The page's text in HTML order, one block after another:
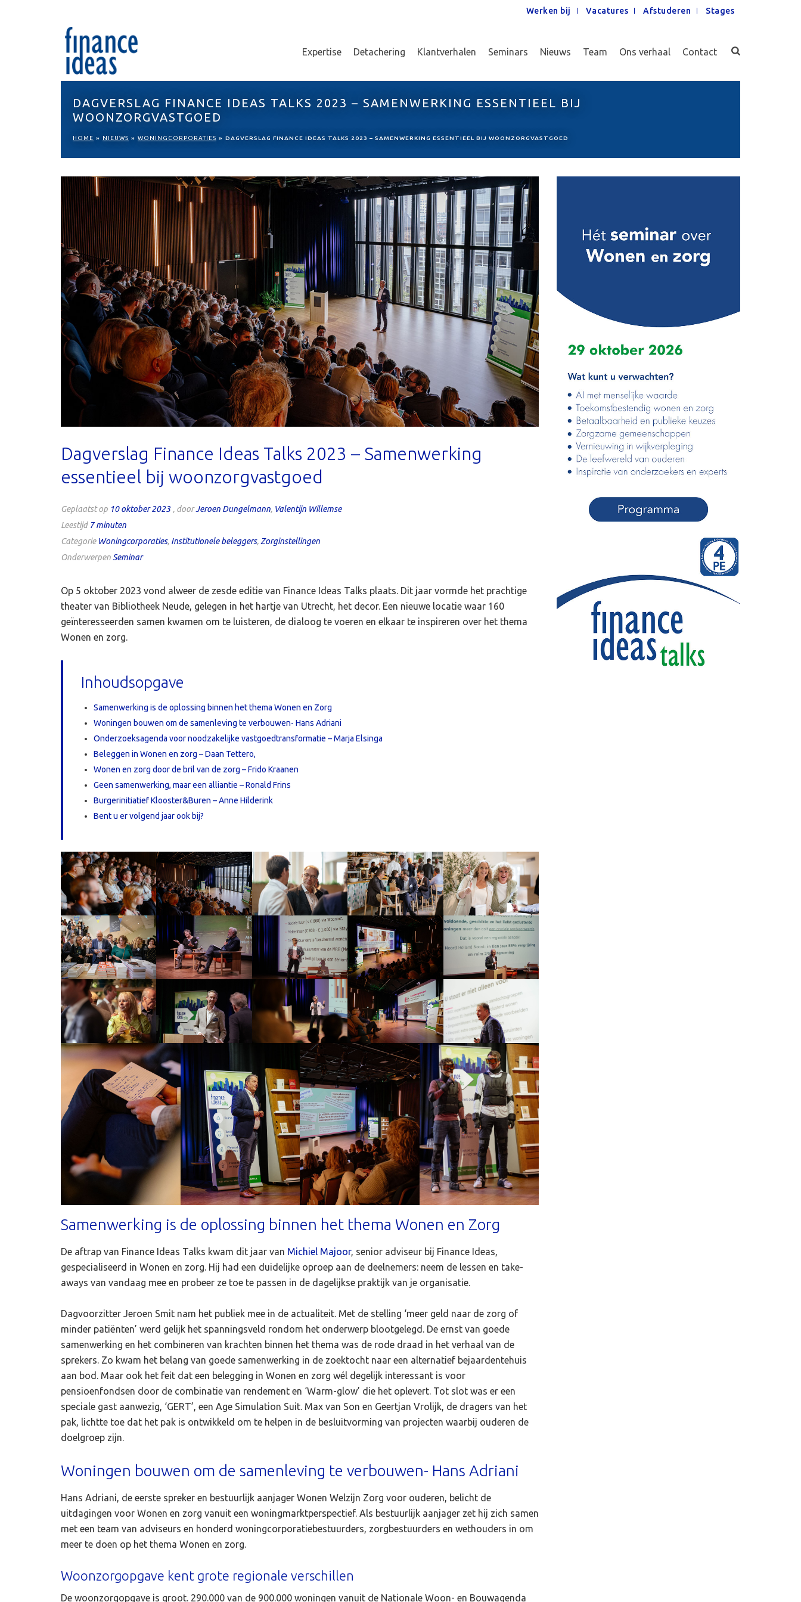
Werken bij Vacatures Afstuderen Stages
Expertise Detachering Klantverhalen Seminars Nieuws Team Ons verhaal Contact
DAGVERSLAG FINANCE IDEAS TALKS 2023 – SAMENWERKING ESSENTIEEL BIJ
WOONZORGVASTGOED
HOME » NIEUWS » WONINGCORPORATIES » DAGVERSLAG FINANCE IDEAS TALKS 2023 – SAMENWERKING ESSENTIEEL BIJ WOONZORGVASTGOED
Dagverslag Finance Ideas Talks 2023 – Samenwerking
essentieel bij woonzorgvastgoed
Geplaatst op 10 oktober 2023 , doorJeroen Dungelmann, Valentijn Willemse
Leestijd 7minuten
Categorie Woningcorporaties, Institutionele beleggers, Zorginstellingen
Onderwerpen Seminar
Op 5 oktober 2023 vond alweer de zesde editie van Finance Ideas Talks plaats. Dit jaar vormde het prachtige
theater van Bibliotheek Neude, gelegen in het hartje van Utrecht, het decor. Een nieuwe locatie waar 160
geïnteresseerden samen kwamen om te luisteren, de dialoog te voeren en elkaar te inspireren over het thema
Wonen en zorg.
Inhoudsopgave
Samenwerking is de oplossing binnen het thema Wonen en Zorg
Woningen bouwen om de samenleving te verbouwen- Hans Adriani
Onderzoeksagenda voor noodzakelijke vastgoedtransformatie – Marja Elsinga
Beleggen in Wonen en zorg – Daan Tettero,
Wonen en zorg door de bril van de zorg – Frido Kraanen
Geen samenwerking, maar een alliantie – Ronald Frins
Burgerinitiatief Klooster&Buren – Anne Hilderink
Bent u er volgend jaar ook bij?
Samenwerking is de oplossing binnen het thema Wonen en Zorg
De aftrap van Finance Ideas Talks kwam dit jaar van Michiel Majoor, senior adviseur bij Finance Ideas,
gespecialiseerd in Wonen en zorg. Hij had een duidelijke oproep aan de deelnemers: neem de lessen en take-
aways van vandaag mee en probeer ze toe te passen in de dagelijkse praktijk van je organisatie.
Dagvoorzitter Jeroen Smit nam het publiek mee in de actualiteit. Met de stelling ‘meer geld naar de zorg of
minder patiënten’ werd gelijk het spanningsveld rondom het onderwerp blootgelegd. De ernst van goede
samenwerking en het combineren van krachten binnen het thema was de rode draad in het verhaal van de
sprekers. Zo kwam het belang van goede samenwerking in de zoektocht naar een alternatief bejaardentehuis
aan bod. Maar ook het feit dat een belegging in Wonen en zorg wél degelijk interessant is voor
pensioenfondsen door de combinatie van rendement en ‘Warm-glow’ die het oplevert. Tot slot was er een
speciale gast aanwezig, ‘GERT’, een Age Simulation Suit. Max van Son en Geertjan Vrolijk, de dragers van het
pak, lichtte toe dat het pak is ontwikkeld om te helpen in de besluitvorming van projecten waarbij ouderen de
doelgroep zijn.
Woningen bouwen om de samenleving te verbouwen- Hans Adriani
Hans Adriani, de eerste spreker en bestuurlijk aanjager Wonen Welzijn Zorg voor ouderen, belicht de
uitdagingen voor Wonen en zorg vanuit een woningmarktperspectief. Als bestuurlijk aanjager zet hij zich samen
met een team van adviseurs en honderd woningcorporatiebestuurders, zorgbestuurders en wethouders in om
meer te doen op het thema Wonen en zorg.
Woonzorgopgave kent grote regionale verschillen
De woonzorgopgave is groot. 290.000 van de 900.000 woningen vanuit de Nationale Woon- en Bouwagenda